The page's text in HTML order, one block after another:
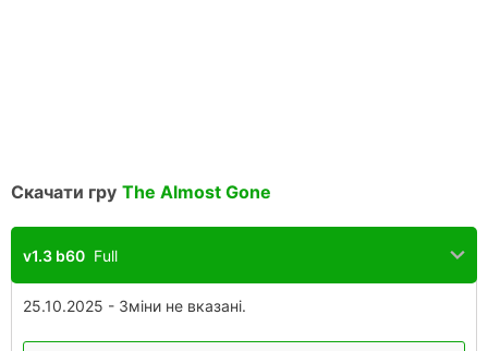
Скачати гру The Almost Gone
v1.3 b60 Full
25.10.2025 - Зміни не вказані.